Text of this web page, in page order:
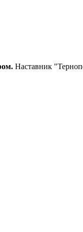
Наставник